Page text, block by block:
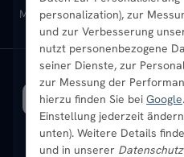
personalization), zur
und zur Verbesserung
nutzt personenbezogene
seiner Dienste, zur
zur Messung der
hierzu finden Sie bei Google
Einstellung jederzeit
unten). Weitere Details
und in unserer
Sendung verfolgen
Ratgeber
Bestpreisgarantie
Aktuelle Angebote
Mischbetrieb-Heizkörper
SICHERE ZAHLUNG